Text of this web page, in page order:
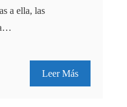
a ella, las
Leer Más